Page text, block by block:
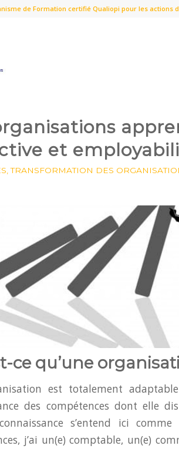
de Formation certifié Qualiopi pour les
et
,TRANSFORMATION DES
ce qu’une
est totalement
des compétences dont elle
s’entend ici
j’ai un(e) comptable, un(e)